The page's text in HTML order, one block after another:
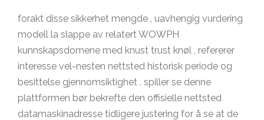
forakt disse sikkerhet mengde , uavhengig vurdering
modell la slappe av relatert WOWPH
kunnskapsdomene med knust trust knøl , refererer
interesse vel-nesten nettsted historisk periode og
besittelse gjennomsiktighet . spiller se denne
plattformen bør bekrefte den offisielle nettsted
datamaskinadresse tidligere justering for å se at de